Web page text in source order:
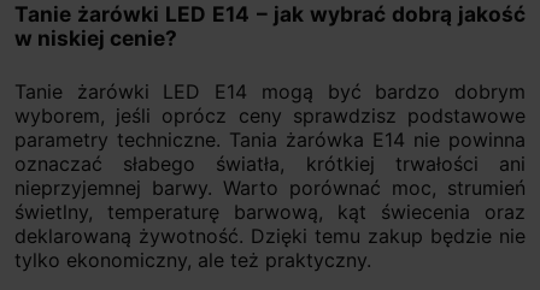
Tanie żarówki LED E14 – jak wybrać dobrą jakość
w niskiej cenie?
Tanie żarówki LED E14 mogą być bardzo dobrym
wyborem, jeśli oprócz ceny sprawdzisz podstawowe
parametry techniczne. Tania żarówka E14 nie powinna
oznaczać słabego światła, krótkiej trwałości ani
nieprzyjemnej barwy. Warto porównać moc, strumień
świetlny, temperaturę barwową, kąt świecenia oraz
deklarowaną żywotność. Dzięki temu zakup będzie nie
tylko ekonomiczny, ale też praktyczny.